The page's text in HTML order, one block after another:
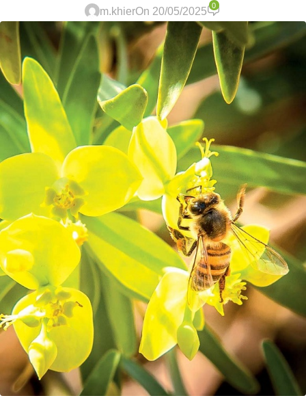
m.khierOn 20/05/2025
0